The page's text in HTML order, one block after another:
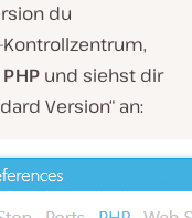
du
PHP und siehst dir
Version“ an: